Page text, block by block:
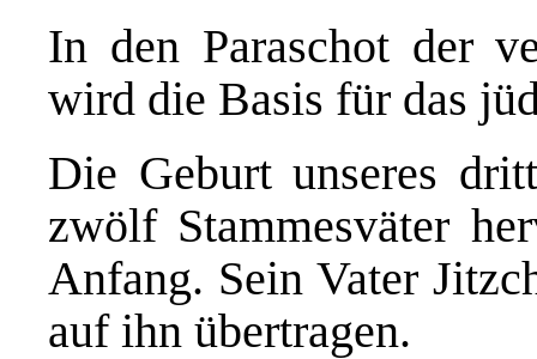
In den Paraschot der
wird die Basis für das
Die Geburt unseres
zwölf Stammesväter
Anfang. Sein Vater
auf ihn übertragen.